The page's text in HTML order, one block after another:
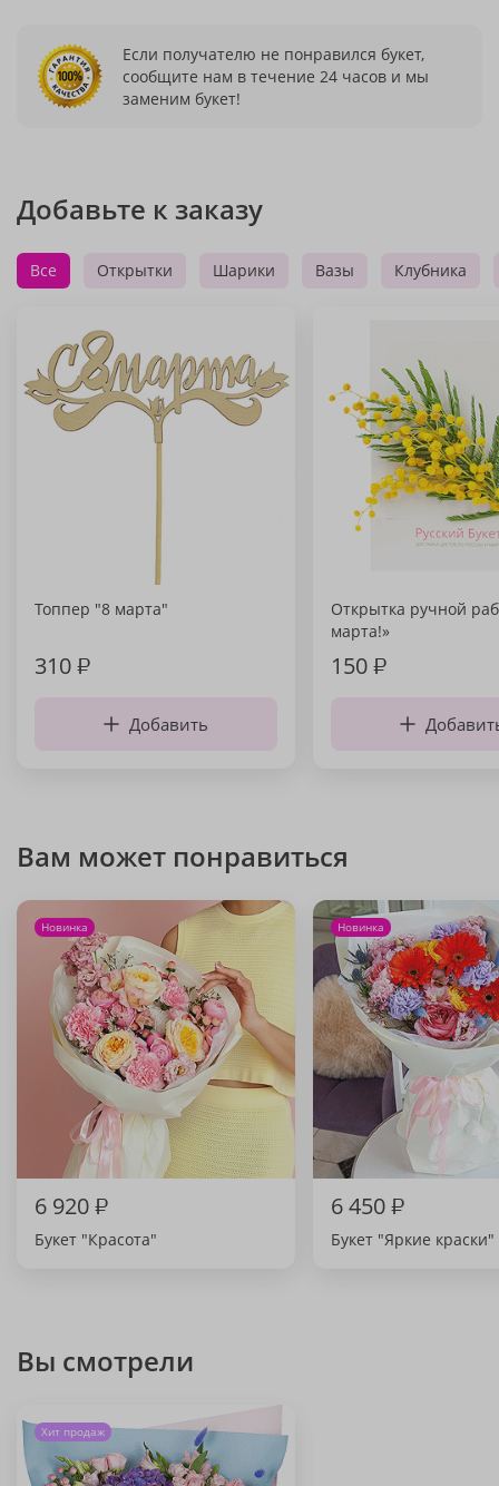
Если получателю не понравился букет,
сообщите нам в течение 24 часов и мы
заменим букет!
Добавьте к заказу
Все Открытки Шарики Вазы Клубника
Топпер "8 марта"
310₽
Добавить
Открытка ручной
марта!»
150₽
Вам может понравиться
Новинка
6 920₽
Букет "Красота"
Новинка
6 450₽
Букет "Яркие краски"
Вы смотрели
Хит продаж